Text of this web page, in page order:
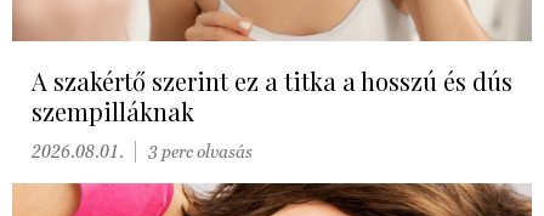
A szakértő szerint ez a titka a hosszú és dús
szempilláknak
2026.08.01. 3 perc olvasás